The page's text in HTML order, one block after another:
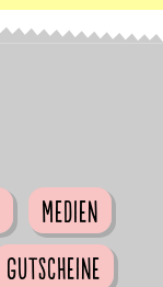
Medien
Gutscheine